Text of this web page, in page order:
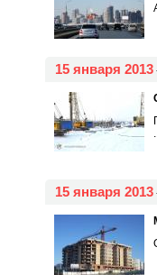
15 января 2013
15 января 2013